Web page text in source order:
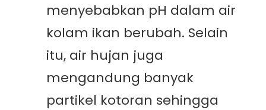
menyebabkan pH dalam air
kolam ikan berubah. Selain
itu, air hujan juga
mengandung banyak
partikel kotoran sehingga